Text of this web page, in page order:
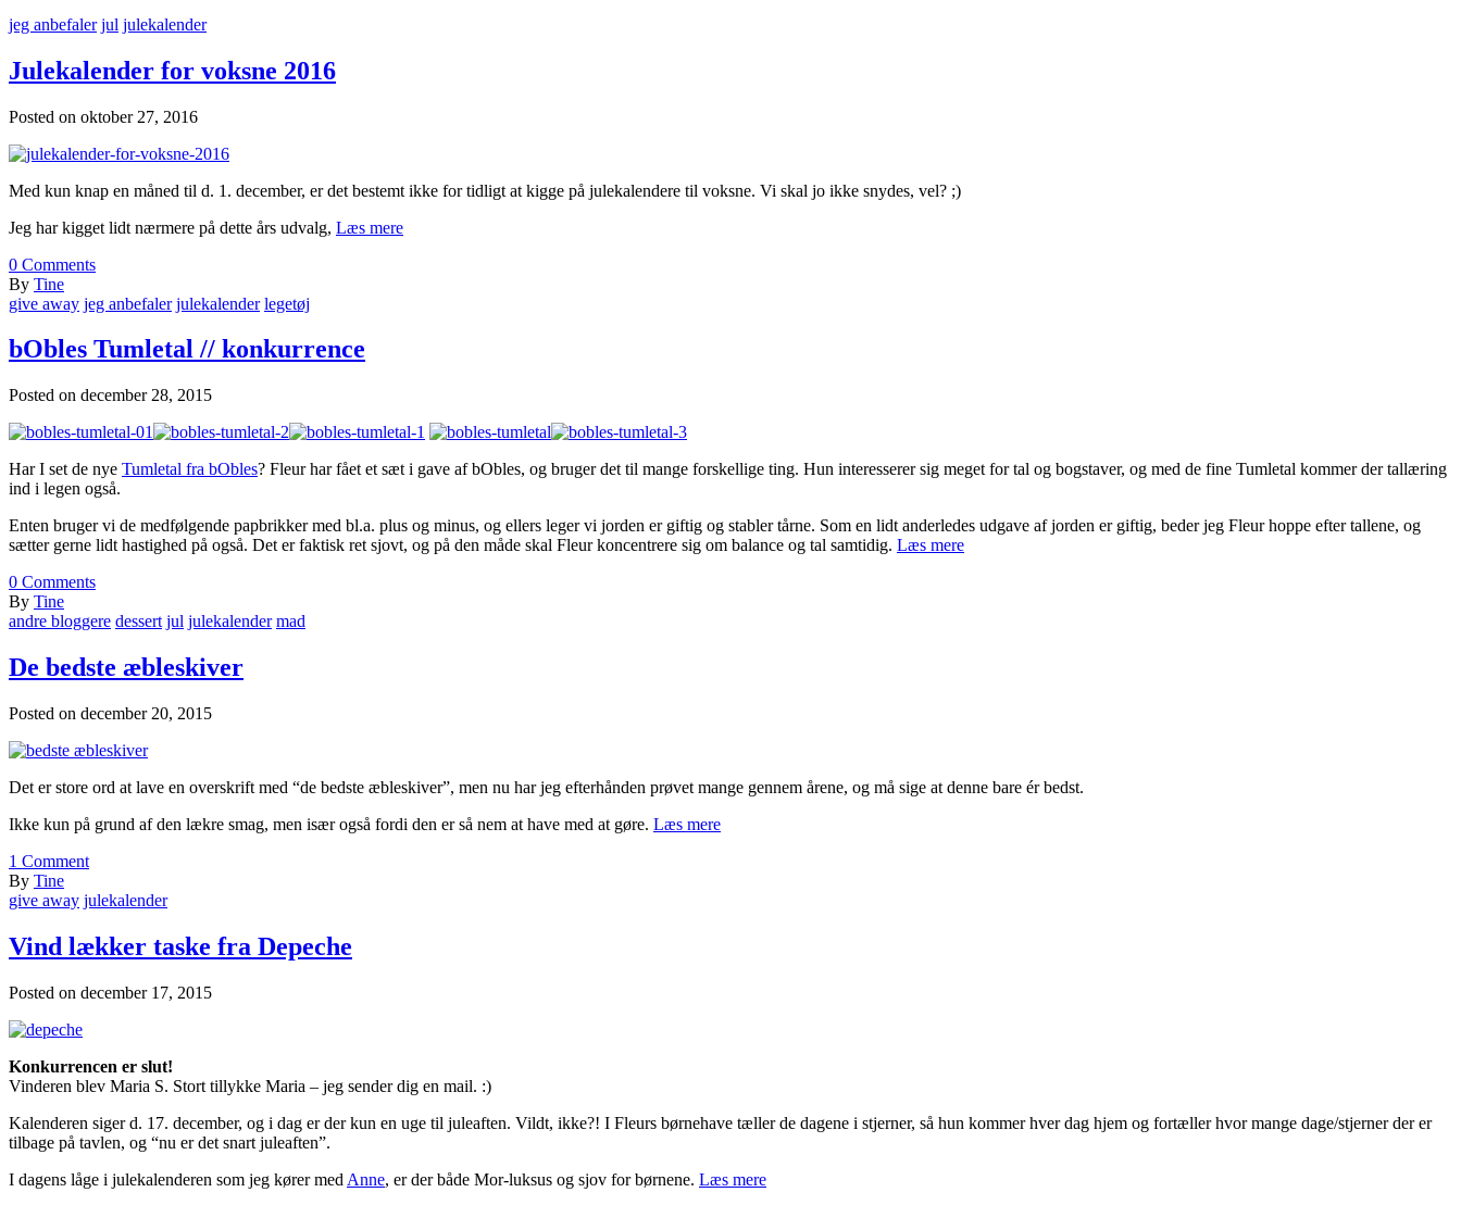
jeg anbefaler jul julekalender
Julekalender for voksne 2016
Posted on oktober 27, 2016
Med kun knap en måned til d. 1. december, er det bestemt ikke for tidligt at kigge på julekalendere til voksne. Vi skal jo ikke snydes, vel? ;)
Jeg har kigget lidt nærmere på dette års udvalg, Læs mere
0 Comments
By Tine
give away jeg anbefaler julekalender legetøj
bObles Tumletal // konkurrence
Posted on december 28, 2015
Har I set de nye Tumletal fra bObles? Fleur har fået et sæt i gave af bObles, og bruger det til mange forskellige ting. Hun interesserer sig meget for tal og bogstaver, og med de fine Tumletal kommer der tallæring
ind i legen også.
Enten bruger vi de medfølgende papbrikker med bl.a. plus og minus, og ellers leger vi jorden er giftig og stabler tårne. Som en lidt anderledes udgave af jorden er giftig, beder jeg Fleur hoppe efter tallene, og
sætter gerne lidt hastighed på også. Det er faktisk ret sjovt, og på den måde skal Fleur koncentrere sig om balance og tal samtidig. Læs mere
0 Comments
By Tine
andre bloggere dessert jul julekalender mad
De bedste æbleskiver
Posted on december 20, 2015
Det er store ord at lave en overskrift med “de bedste æbleskiver”, men nu har jeg efterhånden prøvet mange gennem årene, og må sige at denne bare ér bedst.
Ikke kun på grund af den lækre smag, men især også fordi den er så nem at have med at gøre. Læs mere
1 Comment
By Tine
give away julekalender
Vind lækker taske fra Depeche
Posted on december 17, 2015
Konkurrencen er slut!
Vinderen blev Maria S. Stort tillykke Maria – jeg sender dig en mail. :)
Kalenderen siger d. 17. december, og i dag er der kun en uge til juleaften. Vildt, ikke?! I Fleurs børnehave tæller de dagene i stjerner, så hun kommer hver dag hjem og fortæller hvor mange dage/stjerner der er
tilbage på tavlen, og “nu er det snart juleaften”.
I dagens låge i julekalenderen som jeg kører med Anne, er der både Mor-luksus og sjov for børnene. Læs mere